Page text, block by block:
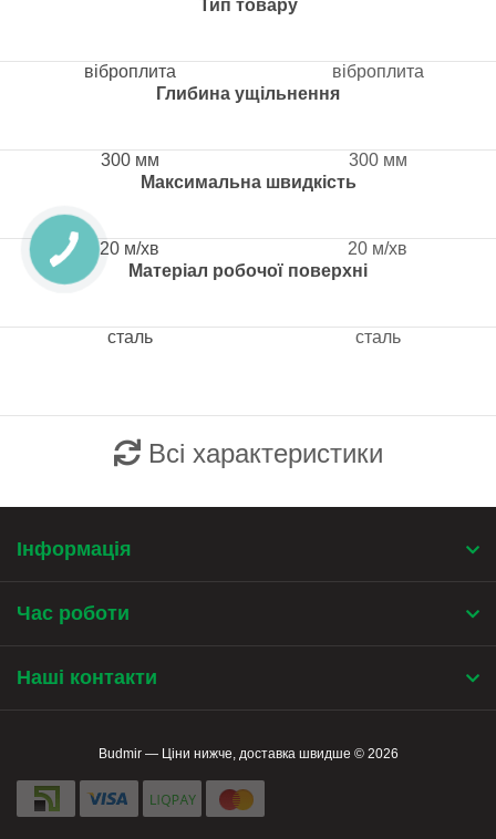
Тип товару
Глибина ущільнення
Максимальна швидкість
Матеріал робочої поверхні
віброплита
300 мм
20 м/хв
сталь
віброплита
300 мм
20 м/хв
сталь
Всі характеристики
Інформація
Час роботи
Наші контакти
Budmir — Ціни нижче, доставка швидше © 2026